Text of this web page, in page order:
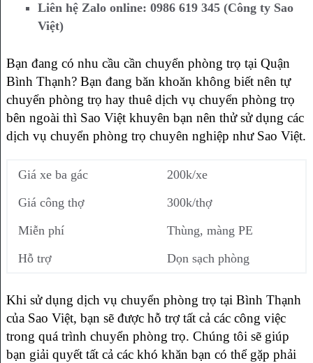
Liên hệ Zalo online: 0986 619 345 (Công ty Sao
Việt)
Bạn đang có nhu cầu cần chuyển phòng trọ tại Quận
Bình Thạnh? Bạn đang băn khoăn không biết nên tự
chuyển phòng trọ hay thuê dịch vụ chuyển phòng trọ
bên ngoài thì Sao Việt khuyên bạn nên thử sử dụng các
dịch vụ chuyển phòng trọ chuyên nghiệp như Sao Việt.
Giá xe ba gác
200k/xe
Giá công thợ
300k/thợ
Miễn phí
Thùng, màng PE
Hỗ trợ
Dọn sạch phòng
Khi sử dụng dịch vụ chuyển phòng trọ tại Bình Thạnh
của Sao Việt, bạn sẽ được hỗ trợ tất cả các công việc
trong quá trình chuyển phòng trọ. Chúng tôi sẽ giúp
bạn giải quyết tất cả các khó khăn bạn có thể gặp phải